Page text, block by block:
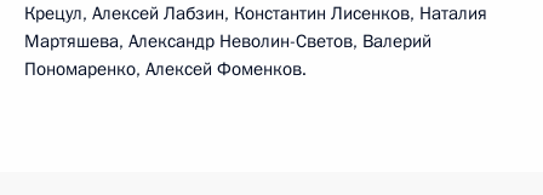
Крецул, Алексей Лабзин, Константин Лисенков, Наталия
Мартяшева, Александр Неволин-Светов, Валерий
Пономаренко, Алексей Фоменков.